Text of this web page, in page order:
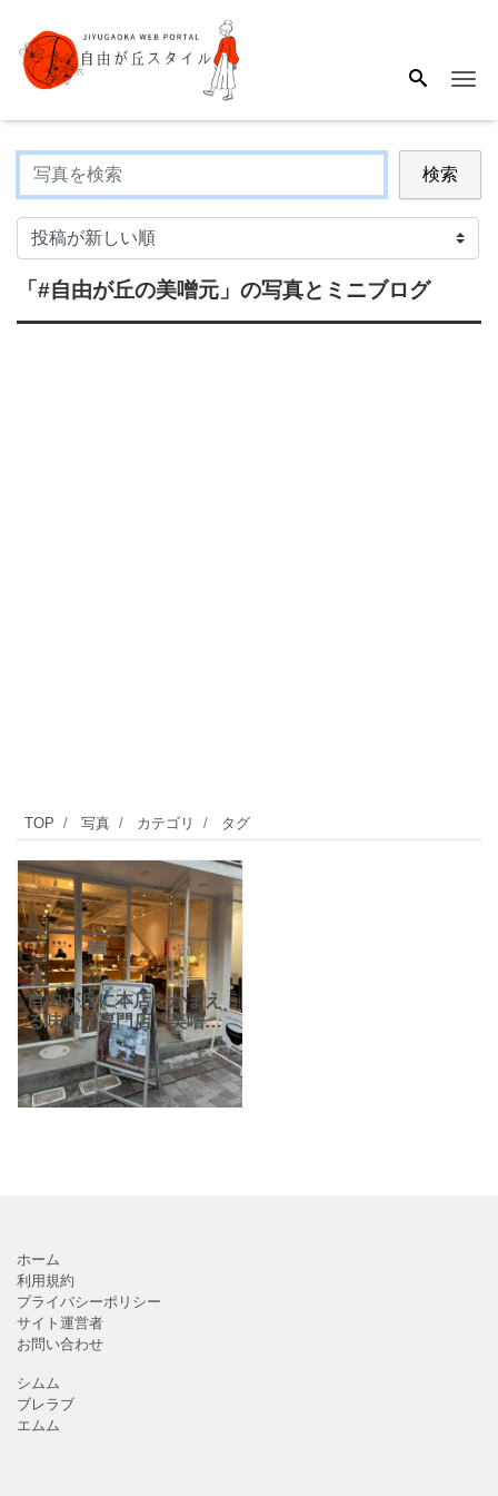
検索
「#自由が丘の美噌元」 の写真とミニブログ
TOP 写真 カテゴリ タグ
自由が丘に本店をかまえ
る味噌汁専門店『美噌元
自由が丘本店』さん。お
味噌汁は栄養満点で日本
の伝統的な健康美容食で
す
そんなお味噌汁を毎
ホーム
利用規約
プライバシーポリシー
サイト運営者
お問い合わせ
シムム
ブレラブ
エムム